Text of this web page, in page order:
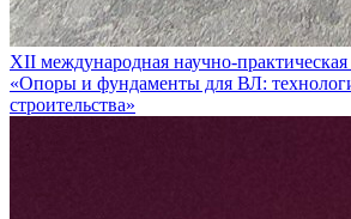
XII международная научно-
«Опоры и фундаменты для ВЛ:
строительства»